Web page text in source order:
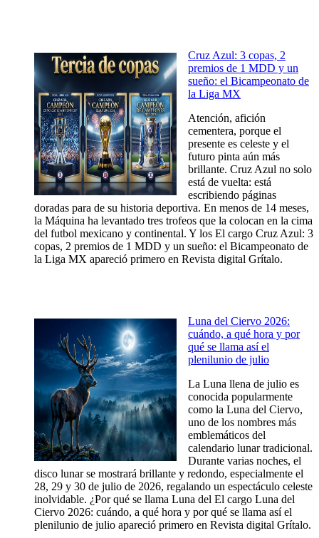
Cruz Azul: 3 copas, 2
premios de 1 MDD y un
sueño: el Bicampeonato de
la Liga MX
Atención, afición
cementera, porque el
presente es celeste y el
futuro pinta aún más
brillante. Cruz Azul no solo
está de vuelta: está
escribiendo páginas
doradas para de su historia deportiva. En menos de 14 meses,
la Máquina ha levantado tres trofeos que la colocan en la cima
del futbol mexicano y continental. Y los El cargo Cruz Azul: 3
copas, 2 premios de 1 MDD y un sueño: el Bicampeonato de
la Liga MX apareció primero en Revista digital Grítalo.
Luna del Ciervo 2026:
cuándo, a qué hora y por
qué se llama así el
plenilunio de julio
La Luna llena de julio es
conocida popularmente
como la Luna del Ciervo,
uno de los nombres más
emblemáticos del
calendario lunar tradicional.
Durante varias noches, el
disco lunar se mostrará brillante y redondo, especialmente el
28, 29 y 30 de julio de 2026, regalando un espectáculo celeste
inolvidable. ¿Por qué se llama Luna del El cargo Luna del
Ciervo 2026: cuándo, a qué hora y por qué se llama así el
plenilunio de julio apareció primero en Revista digital Grítalo.